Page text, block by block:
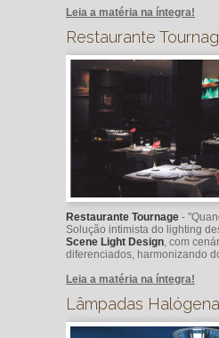
Leia a matéria na íntegra!
Restaurante
Restaurante Tournage -
Solução intimista do lighting
Scene Light Design, com
diferenciados, harmonizando
Leia a matéria na íntegra!
Lâmpadas